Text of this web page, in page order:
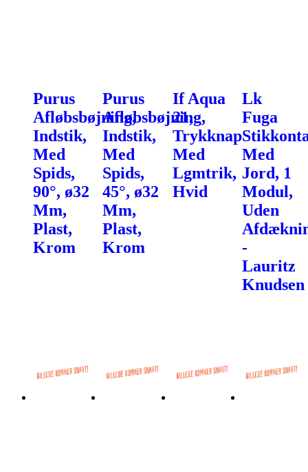
Purus
Afløbsbøjning,
Indstik,
Med
Spids,
90°, ø32
Mm,
Plast,
Krom
Purus
Afløbsbøjning,
Indstik,
Med
Spids,
45°, ø32
Mm,
Plast,
Krom
If Aqua
21,
Trykknap
Med
Lgmtrik,
Hvid
Lk
Fuga
Med
Jord, 1
Modul,
Uden
-
Lauritz
Knudsen